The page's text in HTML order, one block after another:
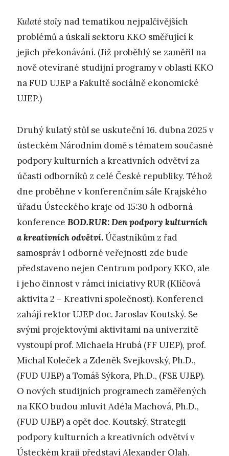
Kulaté stoly nad tematikou nejpalčivějších
problémů a úskalí sektoru KKO směřující k
jejich překonávání. (Již proběhlý se zaměřil na
nově otevírané studijní programy v oblasti KKO
na FUD UJEP a Fakultě sociálně ekonomické
UJEP.)
Druhý kulatý stůl se uskuteční 16. dubna 2025 v
ústeckém Národním domě s tématem současné
podpory kulturních a kreativních odvětví za
účasti odborníků z celé České republiky. Téhož
dne proběhne v konferenčním sále Krajského
úřadu Ústeckého kraje od 15:30 h odborná
konference BOD.RUR: Den podpory kulturních
a kreativních odvětví.Účastníkům z řad
samospráv i odborné veřejnosti zde bude
představeno nejen Centrum podpory KKO, ale
i jeho činnost v rámci iniciativy RUR (Klíčová
aktivita 2 – Kreativní společnost). Konferenci
zahájí rektor UJEP doc. Jaroslav Koutský. Se
svými projektovými aktivitami na univerzitě
vystoupí prof. Michaela Hrubá (FF UJEP), prof.
Michal Koleček a Zdeněk Svejkovský, Ph.D.,
(FUD UJEP) a Tomáš Sýkora, Ph.D., (FSE UJEP).
O nových studijních programech zaměřených
na KKO budou mluvit Adéla Machová, Ph.D.,
(FUD UJEP) a opět doc. Koutský. Strategii
podpory kulturních a kreativních odvětví v
Ústeckém kraji představí Alexander Olah.